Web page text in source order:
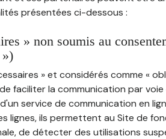
présentées ci-dessous :
» non soumis au
» et considérés comme «
faciliter la communication par
service de communication en
lignes, ils permettent au Site de
de détecter des utilisations